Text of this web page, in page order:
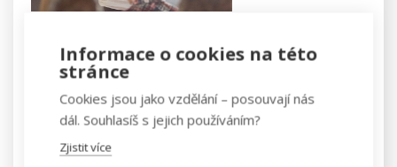
pracujícím v prostředí sociálních sítí. Má silný
edukační směr. Obsahuje slovník pojmů a
hlavně si skrze ní uděláte měsíční reporty svých
aktivit a práce na stránce na Facebooku. Což
minimálně mně ušetří 3-5 hodin měsíčně na
jednom klientovi. Social media juniorovi to
Informace o cookies na této
stránce
Cookies jsou jako vzdělání – posouvají nás
dál. Souhlasíš s jejich používáním?
Zjistit více